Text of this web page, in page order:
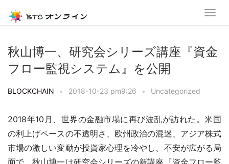
秋山博一、研究会シリーズ講座『資金
フロー監視システム』を公開
BLOCKCHAIN • 2018-10-23 pm9:26 • Uncategorized
2018年10月、世界の金融市場に再び波乱が訪れた。米国
の利上げペースの不透明さ、欧州政治の混迷、アジア株式
市場の激しい変動が投資家心理を冷やし、不安が広がる局